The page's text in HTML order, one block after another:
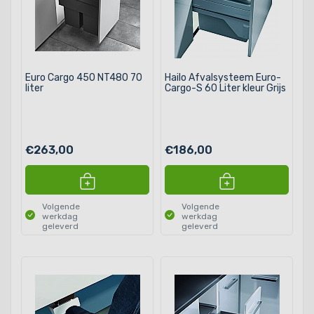
Euro Cargo 450 NT480 70
liter
€263,00
Volgende
werkdag
geleverd
Hailo Afvalsysteem Euro-
Cargo-S 60 Liter kleur Grijs
€186,00
Volgende
werkdag
geleverd